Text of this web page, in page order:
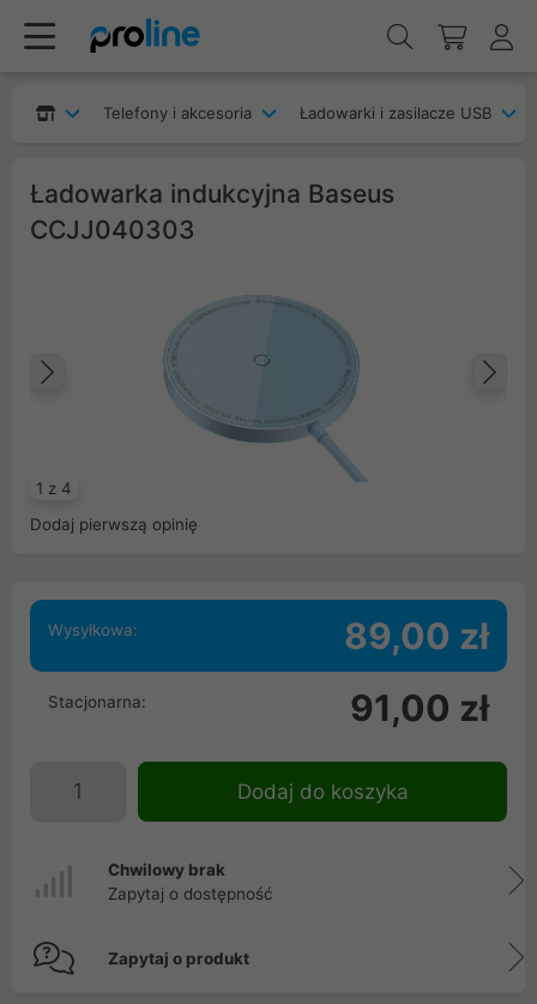
Telefony i akcesoria Ładowarki i zasilacze USB
Ładowarka indukcyjna Baseus
CCJJ040303
1 z 4
Poprzedni
Dodaj pierwszą opinię
Wysyłkowa: 89,00 zł
Stacjonarna: 91,00 zł
Dodaj do koszyka
Chwilowy brak
Zapytaj o dostępność
Zapytaj o produkt